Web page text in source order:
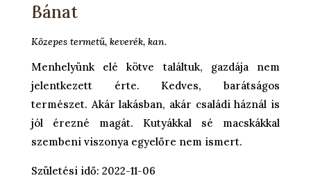
Bánat
Közepes termetű, keverék, kan.
Menhelyünk elé kötve találtuk, gazdája nem
jelentkezett érte. Kedves, barátságos
természet. Akár lakásban, akár családi háznál is
jól érezné magát. Kutyákkal sé macskákkal
szembeni viszonya egyelőre nem ismert.
Születési idő: 2022-11-06